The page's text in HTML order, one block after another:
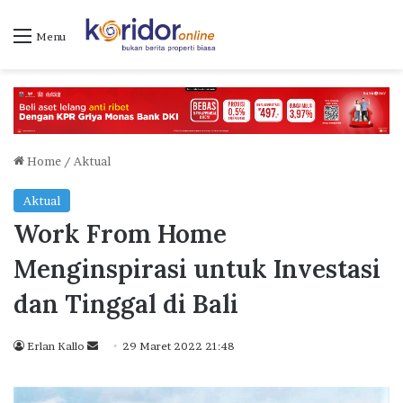
Menu
Home / Aktual
Aktual
Work From Home
Menginspirasi untuk Investasi
dan Tinggal di Bali
Erlan Kallo
n
29 Maret 2022 21:48